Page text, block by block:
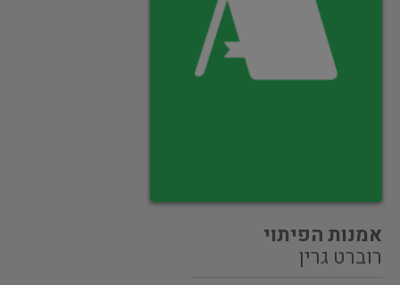
אמנות הפיתוי
רוברט גרין